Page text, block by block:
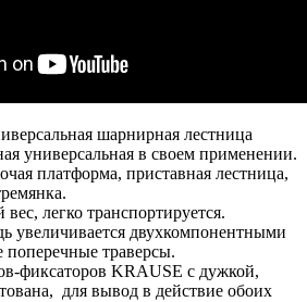
шарнирная лестница
универсальная в своем применении.
платформа, приставная лестница,
легко транспортируется.
увеличивается двухкомпонентными
поперечные траверсы.
фиксаторов KRAUSE с дужкой,
для вывод в действие обоих